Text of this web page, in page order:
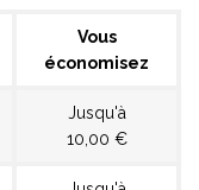
Vous
économisez
Jusqu'à
10,00 €